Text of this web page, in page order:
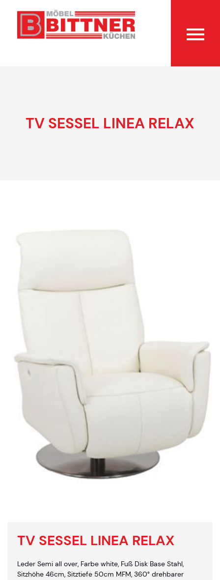
TV SESSEL LINEA RELAX
TV SESSEL LINEA RELAX
Leder Semi all over, Farbe white, Fuß Disk Base Stahl,
Sitzhöhe 46cm, Sitztiefe 50cm MFM, 360° drehbarer